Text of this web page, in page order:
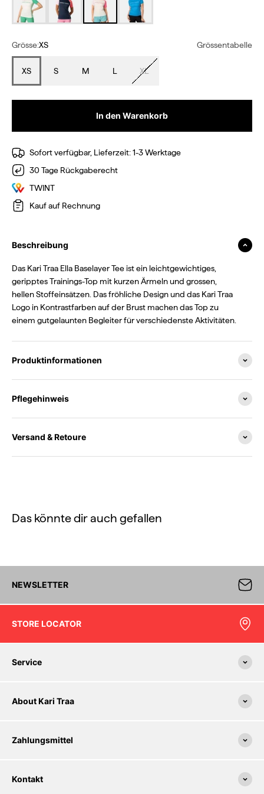
Grösse:XS Grössentabelle
XS S M L XL
In den Warenkorb
Sofort verfügbar, Lieferzeit: 1-3 Werktage
30 Tage Rückgaberecht
TWINT
Kauf auf Rechnung
Beschreibung
Das Kari Traa Ella Baselayer Tee ist ein leichtgewichtiges,
geripptes Trainings-Top mit kurzen Ärmeln und grossen,
hellen Stoffeinsätzen. Das fröhliche Design und das Kari Traa
Logo in Kontrastfarben auf der Brust machen das Top zu
einem gutgelaunten Begleiter für verschiedenste Aktivitäten.
Produktinformationen
Pflegehinweis
Versand & Retoure
Das könnte dir auch gefallen
NEWSLETTER
STORE LOCATOR
Service
About Kari Traa
Kontakt
Zahlungsmittel